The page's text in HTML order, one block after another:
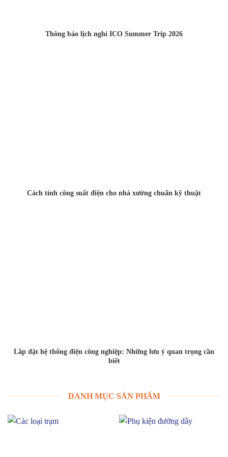
Thông báo lịch nghỉ ICO Summer Trip 2026
Cách tính công suất điện cho nhà xưởng chuẩn kỹ thuật
Lắp đặt hệ thống điện công nghiệp: Những lưu ý quan trọng cần
biết
DANH MỤC SẢN PHẨM